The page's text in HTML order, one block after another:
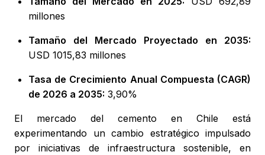
millones
Tamaño del Mercado Proyectado en 2035:
USD 1015,83 millones
Tasa de Crecimiento Anual Compuesta (CAGR)
de 2026 a 2035: 3,90%
El mercado del cemento en Chile está
experimentando un cambio estratégico impulsado
por iniciativas de infraestructura sostenible, en